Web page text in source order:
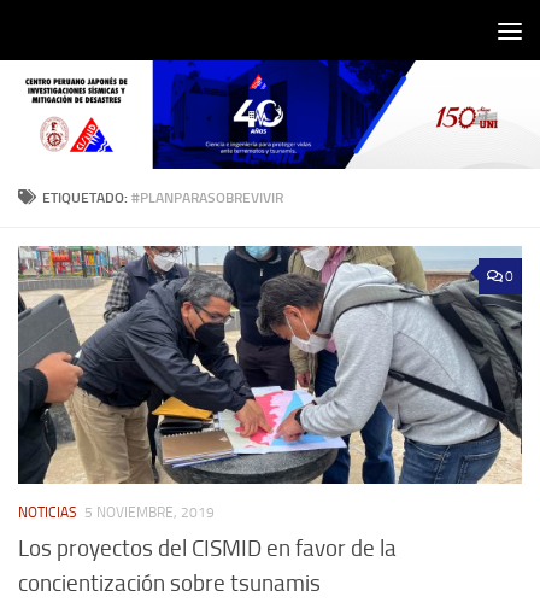
ETIQUETADO:#PLANPARASOBREVIVIR
0
NOTICIAS 5 NOVIEMBRE, 2019
Los proyectos del CISMID en favor de la
concientización sobre tsunamis